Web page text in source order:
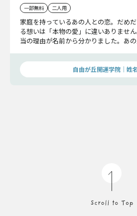
一部無料 二人用
家庭を持っているあの人との恋。だめ
る想いは「本物の愛」に違いありませ
当の理由が名前から分かりました。あ
自由が丘開運学院│姓